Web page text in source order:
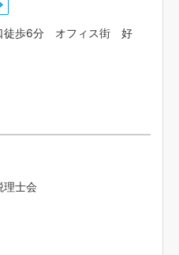
徒歩6分 オフィス街 好
理士会